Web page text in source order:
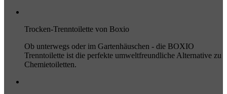
Trocken-Trenntoilette von Boxio
Ob unterwegs oder im Gartenhäuschen - die BOXIO
Trenntoilette ist die perfekte umweltfreundliche Alternative zu
Chemietoiletten.